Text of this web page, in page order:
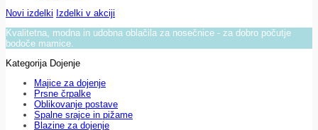
Novi izdelki Izdelki v akciji
Kvalitetna, modna in udobna oblačila za nosečnice - za dobro počutje
bodoče mamice.
Kategorija Dojenje
Majice za dojenje
Prsne črpalke
Oblikovanje postave
Spalne srajce in pižame
Blazine za dojenje